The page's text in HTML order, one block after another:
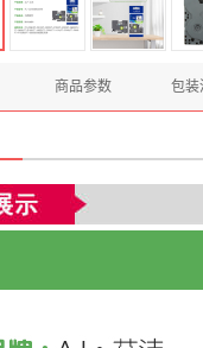
商品参数 包装